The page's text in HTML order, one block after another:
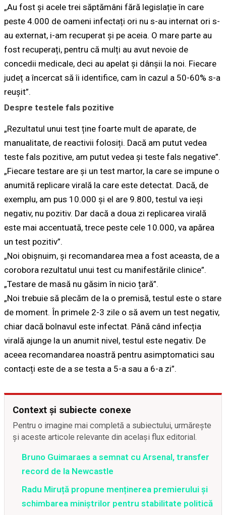
„Au fost și acele trei săptămâni fără legislație în care
peste 4.000 de oameni infectați ori nu s-au internat ori s-
au externat, i-am recuperat și pe aceia. O mare parte au
fost recuperați, pentru că mulți au avut nevoie de
concedii medicale, deci au apelat și dânșii la noi. Fiecare
județ a încercat să îi identifice, cam în cazul a 50-60% s-a
reușit”.
Despre testele fals pozitive
„Rezultatul unui test ține foarte mult de aparate, de
manualitate, de reactivii folosiți. Dacă am putut vedea
teste fals pozitive, am putut vedea și teste fals negative”.
„Fiecare testare are și un test martor, la care se impune o
anumită replicare virală la care este detectat. Dacă, de
exemplu, am pus 10.000 și el are 9.800, testul va ieși
negativ, nu pozitiv. Dar dacă a doua zi replicarea virală
este mai accentuată, trece peste cele 10.000, va apărea
un test pozitiv”.
„Noi obișnuim, și recomandarea mea a fost aceasta, de a
corobora rezultatul unui test cu manifestările clinice”.
„Testare de masă nu găsim în nicio țară”.
„Noi trebuie să plecăm de la o premisă, testul este o stare
de moment. În primele 2-3 zile o să avem un test negativ,
chiar dacă bolnavul este infectat. Până când infecția
virală ajunge la un anumit nivel, testul este negativ. De
aceea recomandarea noastră pentru asimptomatici sau
contacți este de a se testa a 5-a sau a 6-a zi”.
Context și subiecte conexe
Pentru o imagine mai completă a subiectului, urmărește
și aceste articole relevante din același flux editorial.
Bruno Guimaraes a semnat cu Arsenal, transfer
record de la Newcastle
Radu Miruță propune menținerea premierului și
schimbarea miniștrilor pentru stabilitate politică